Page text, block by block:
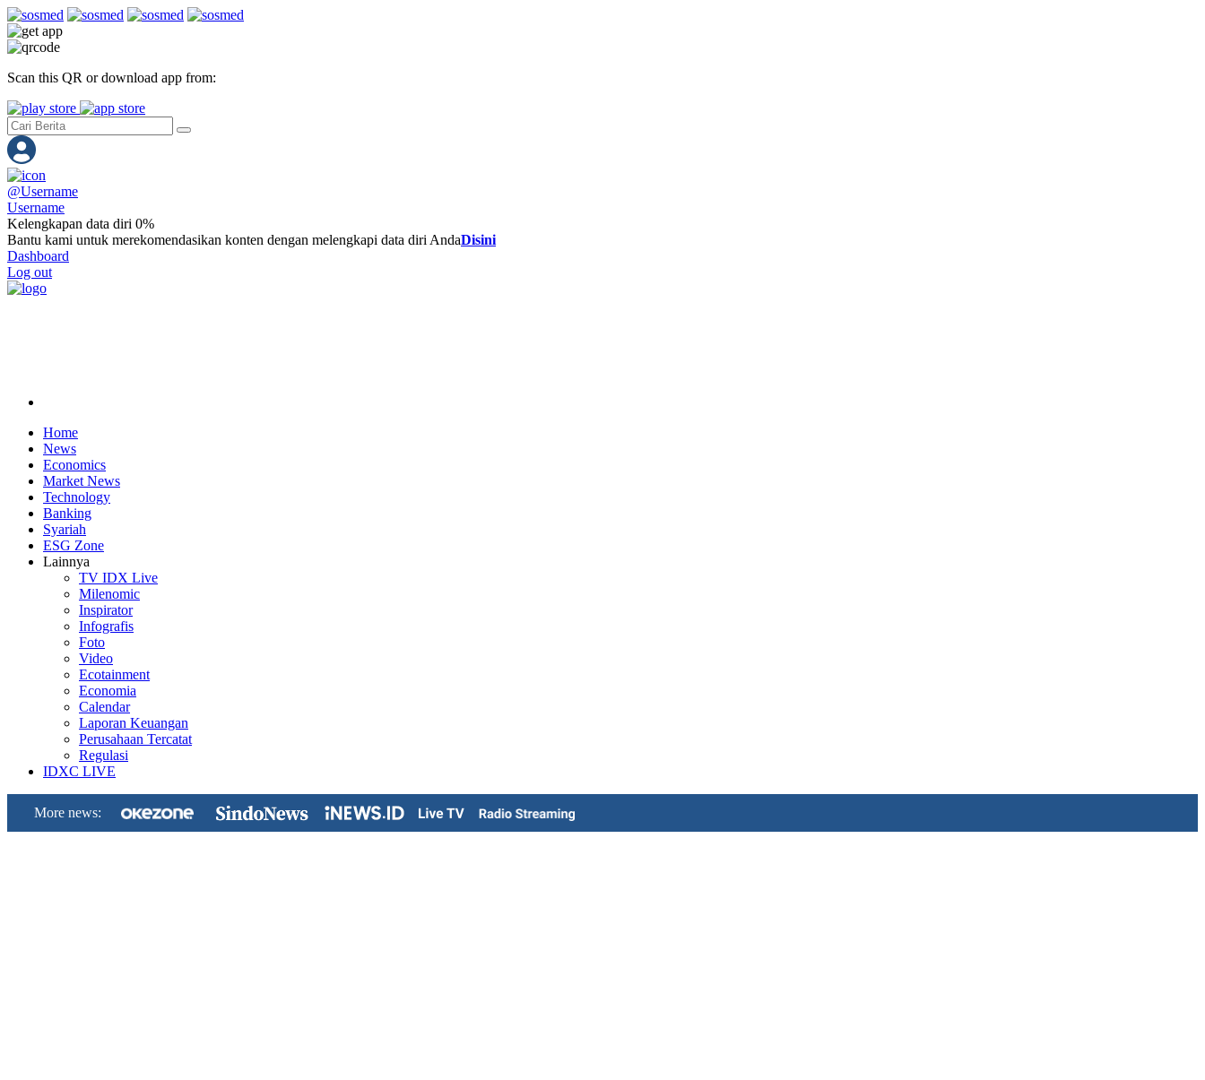
Scan this QR or download app from:
@Username
Username
Kelengkapan data diri 0%
Bantu kami untuk merekomendasikan konten dengan melengkapi data diri AndaDisini
Dashboard
Log out
Home
News
Economics
Market News
Technology
Banking
Syariah
ESG Zone
Lainnya
TV IDX Live
Milenomic
Inspirator
Infografis
Foto
Video
Ecotainment
Economia
Calendar
Laporan Keuangan
Perusahaan Tercatat
Regulasi
IDXC LIVE
More news: